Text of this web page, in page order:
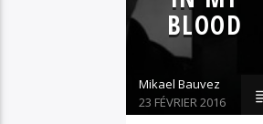
BLOOD
Mikael Bauvez
23 FÉVRIER 2016